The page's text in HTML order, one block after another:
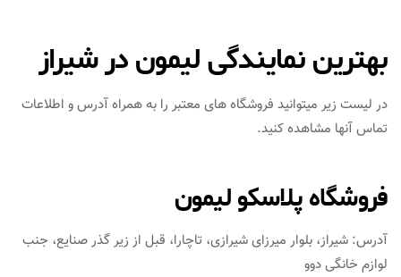
بهترین نمایندگی لیمون در شیراز
در لیست زیر میتوانید فروشگاه های معتبر را به همراه آدرس و اطلاعات
تماس آنها مشاهده کنید.
فروشگاه پلاسکو لیمون
آدرس: شیراز، بلوار میرزای شیرازی، تاچارا، قبل از زیر گذر صنایع، جنب
لوازم خانگی دوو